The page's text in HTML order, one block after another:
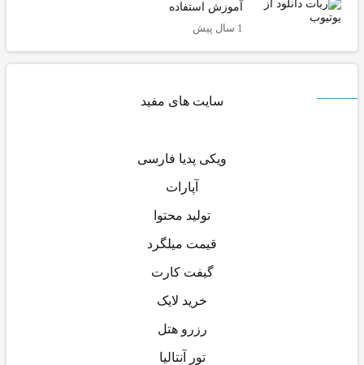
آموزش استفاده
سایت های مفید
ویکی پدیا فارسی
تولید محتوا
قیمت میلگرد
گیفت کارت
خرید لایک
رزرو هتل
تور آنتالیا